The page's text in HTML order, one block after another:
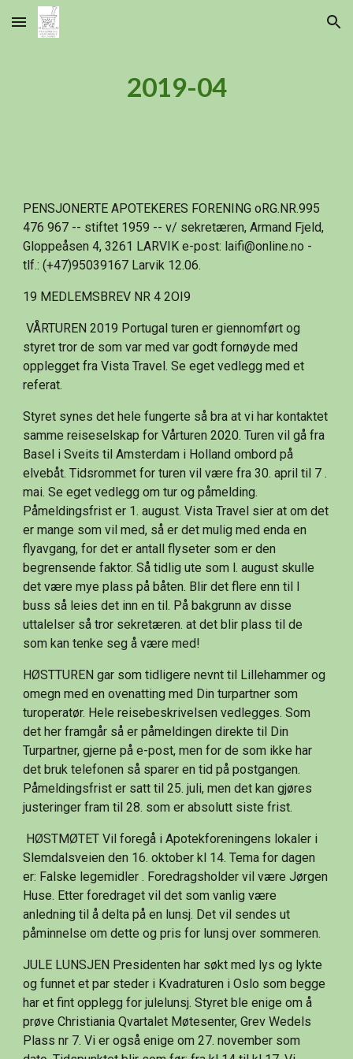
Skip to main content Skip to navigation
2019-04
PENSJONERTE APOTEKERES FORENING oRG.NR.995
476 967 -- stiftet 1959 -- v/ sekretæren, Armand Fjeld,
Gloppeåsen 4, 3261 LARVIK e-post: laifi@online.no -
tlf.: (+47)95039167 Larvik 12.06.
19 MEDLEMSBREV NR 4 2OI9
VÅRTUREN 2019 Portugal turen er giennomført og
styret tror de som var med var godt fornøyde med
opplegget fra Vista Travel. Se eget vedlegg med et
referat.
Styret synes det hele fungerte så bra at vi har kontaktet
samme reiseselskap for Vårturen 2020. Turen vil gå fra
Basel i Sveits til Amsterdam i Holland ombord på
elvebåt. Tidsrommet for turen vil være fra 30. april til 7 .
mai. Se eget vedlegg om tur og påmelding.
Påmeldingsfrist er 1. august. Vista Travel sier at om det
er mange som vil med, så er det mulig med enda en
flyavgang, for det er antall flyseter som er den
begrensende faktor. Så tidlig ute som l. august skulle
det være mye plass på båten. Blir det flere enn til I
buss så leies det inn en til. På bakgrunn av disse
uttalelser så tror sekretæren. at det blir plass til de
som kan tenke seg å være med!
HØSTTUREN gar som tidligere nevnt til Lillehammer og
omegn med en ovenatting med Din turpartner som
turoperatør. Hele reisebeskrivelsen vedlegges. Som
det her framgår så er påmeldingen direkte til Din
Turpartner, gjerne på e-post, men for de som ikke har
det bruk telefonen så sparer en tid på postgangen.
Påmeldingsfrist er satt til 25. juli, men det kan gjøres
justeringer fram til 28. som er absolutt siste frist.
Slemdalsveien den 16. oktober kl 14. Tema for dagen
er: Falske legemidler . Foredragsholder vil være Jørgen
Huse. Etter foredraget vil det som vanlig være
anledning til å delta på en lunsj. Det vil sendes ut
påminnelse om dette og pris for lunsj over sommeren.
JULE LUNSJEN Presidenten har søkt med lys og lykte
og funnet et par steder i Kvadraturen i Oslo som begge
har et fint opplegg for julelunsj. Styret ble enige om å
prøve Christiania Qvartalet Møtesenter, Grev Wedels
Plass nr 7. Vi er også enige om 27. november som